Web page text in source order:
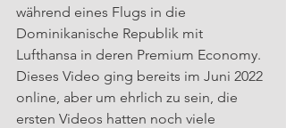
während eines Flugs in die
Dominikanische Republik mit
Lufthansa in deren Premium Economy.
Dieses Video ging bereits im Juni 2022
online, aber um ehrlich zu sein, die
ersten Videos hatten noch viele